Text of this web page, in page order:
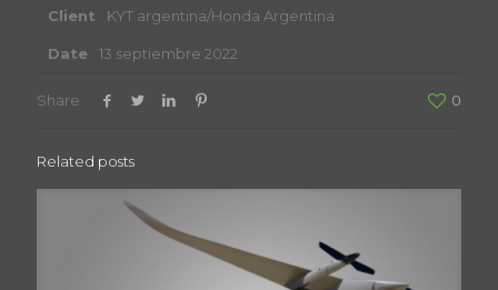
Client KYT argentina/Honda Argentina
Date 13 septiembre 2022
Share 0
Related posts